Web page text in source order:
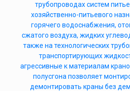
трубопроводах систем
хозяйственно-питьевого
горячего водоснабжения,
сжатого воздуха, жидких
также на технологических
транспортирующих
агрессивные к материалам
полусгона позволяет
демонтировать краны без